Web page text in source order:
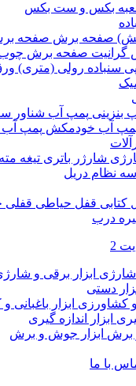
و ست بکس
برش‌ صفحه برش‌
صفحه برش چوب
رولی (متری)ورق
پمپ آب شناورست
خودمکشپمپ آب کف
شارژر باتریتیغهمته و
دریل
قفل حیاطیقفلی
ابزار برقی و شارژی
ابزار باغبانی و
اندازه گیری
ابزار جوش و برش
ما